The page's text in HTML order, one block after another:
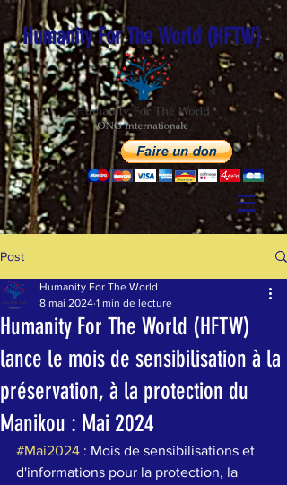
Humanity For The World (HFTW)
Post
Humanity For The World (HFTW)
lance le mois de sensibilisation à la
préservation, à la protection du
Manikou : Mai 2024
Humanity For The World
8 mai 2024 1 min de lecture
#Mai2024 : Mois de sensibilisations et
d'informations pour la protection, la